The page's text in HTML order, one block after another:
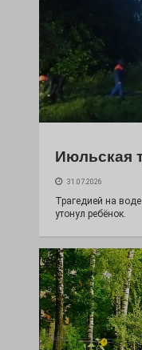
Июльская
31.07.2026
Трагедией на
утонул ребёнок.